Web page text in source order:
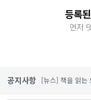
등록
먼저
공지사항 [뉴스] 책을 읽는